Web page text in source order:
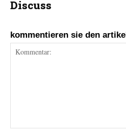
Discuss
kommentieren sie den artikel